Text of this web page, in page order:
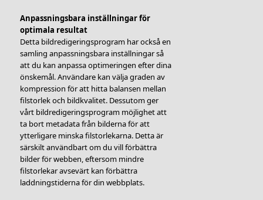
Anpassningsbara inställningar för
optimala resultat
Detta bildredigeringsprogram har också en
samling anpassningsbara inställningar så
att du kan anpassa optimeringen efter dina
önskemål. Användare kan välja graden av
kompression för att hitta balansen mellan
filstorlek och bildkvalitet. Dessutom ger
vårt bildredigeringsprogram möjlighet att
ta bort metadata från bilderna för att
ytterligare minska filstorlekarna. Detta är
särskilt användbart om du vill förbättra
bilder för webben, eftersom mindre
filstorlekar avsevärt kan förbättra
laddningstiderna för din webbplats.